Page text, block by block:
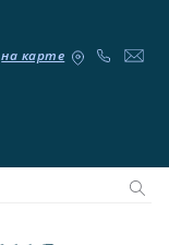
на карте